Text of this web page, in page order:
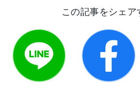
この記事をシェア